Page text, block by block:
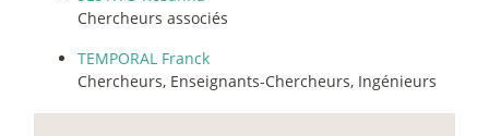
Chercheurs associés
TEMPORAL Franck
Chercheurs, Enseignants-Chercheurs, Ingénieurs